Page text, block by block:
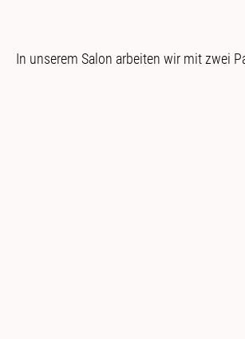
In unserem Salon arbeiten wir mit zwei